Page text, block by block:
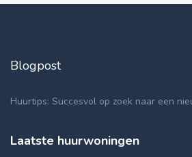
Blogpost
Huurtips: Succesvol op zoek naar een
Laatste huurwoningen